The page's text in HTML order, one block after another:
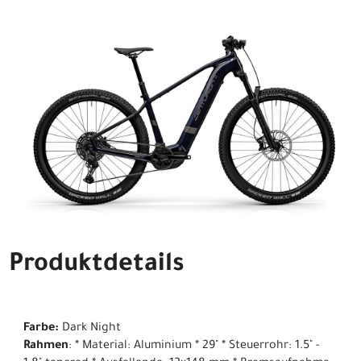
Produktdetails
Farbe: Dark Night
Rahmen: * Material: Aluminium * 29" * Steuerrohr: 1.5" -